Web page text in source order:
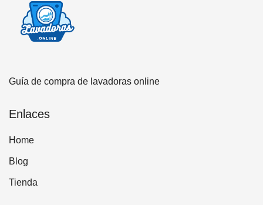
Guía de compra de lavadoras online
Enlaces
Home
Blog
Tienda